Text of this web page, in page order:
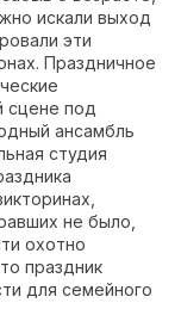
искали выход
эти
Праздничное
сцене под
ансамбль
студия
не было,
охотно
праздник
для семейного